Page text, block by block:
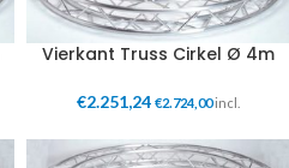
Vierkant Truss Cirkel Ø 4m
€2.251,24 €2.724,00incl.